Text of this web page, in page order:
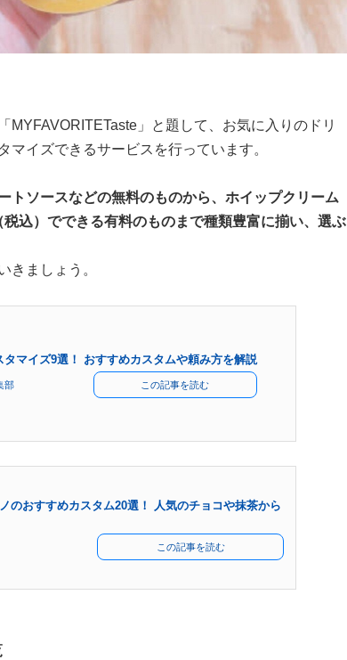
MYFAVORITETaste」と題して、お気に入りのドリ
イズできるサービスを行っています。
トソースなどの無料のものから、ホイップクリーム
込）でできる有料のものまで種類豊富に揃い、選ぶ
きましょう。
タマイズ9選！ おすすめカスタムや頼み方を解説
部 この記事を読む
のおすすめカスタム20選！ 人気のチョコや抹茶から
この記事を読む